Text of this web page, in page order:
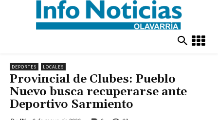
DEPORTES LOCALES
Provincial de Clubes: Pueblo
Nuevo busca recuperarse ante
Deportivo Sarmiento